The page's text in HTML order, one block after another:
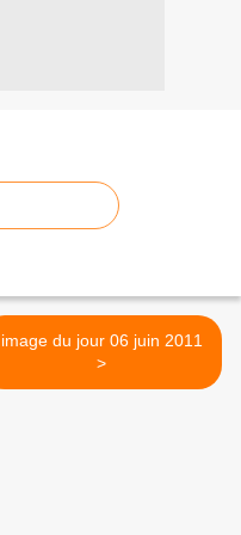
image du jour 06 juin 2011
>